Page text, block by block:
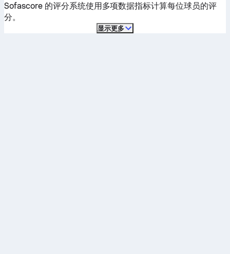
Sofascore 的评分系统使用多项数据指标计算每位球员的评
分。
显示更多